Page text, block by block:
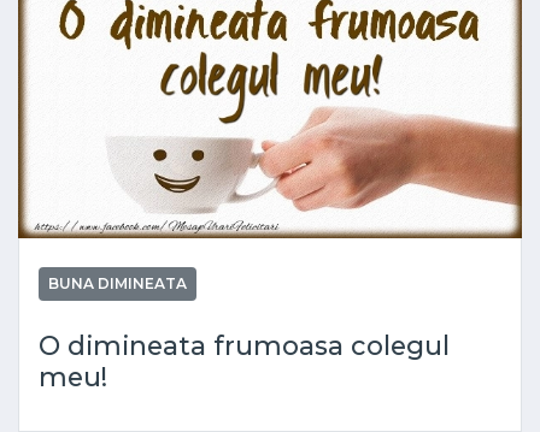
BUNA DIMINEATA
O dimineata frumoasa colegul
meu!